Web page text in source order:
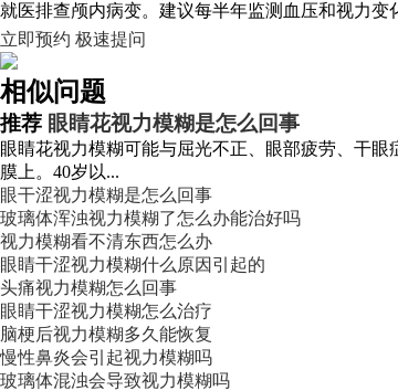
就医排查颅内病变。建议每半年监测血压和视力变
立即预约 极速提问
相似问题
推荐 眼睛花视力模糊是怎么回事
眼睛花视力模糊可能与屈光不正、眼部疲劳、干
膜上。40岁以...
眼干涩视力模糊是怎么回事
玻璃体浑浊视力模糊了怎么办能治好吗
视力模糊看不清东西怎么办
眼睛干涩视力模糊什么原因引起的
头痛视力模糊怎么回事
眼睛干涩视力模糊怎么治疗
脑梗后视力模糊多久能恢复
慢性鼻炎会引起视力模糊吗
玻璃体混浊会导致视力模糊吗